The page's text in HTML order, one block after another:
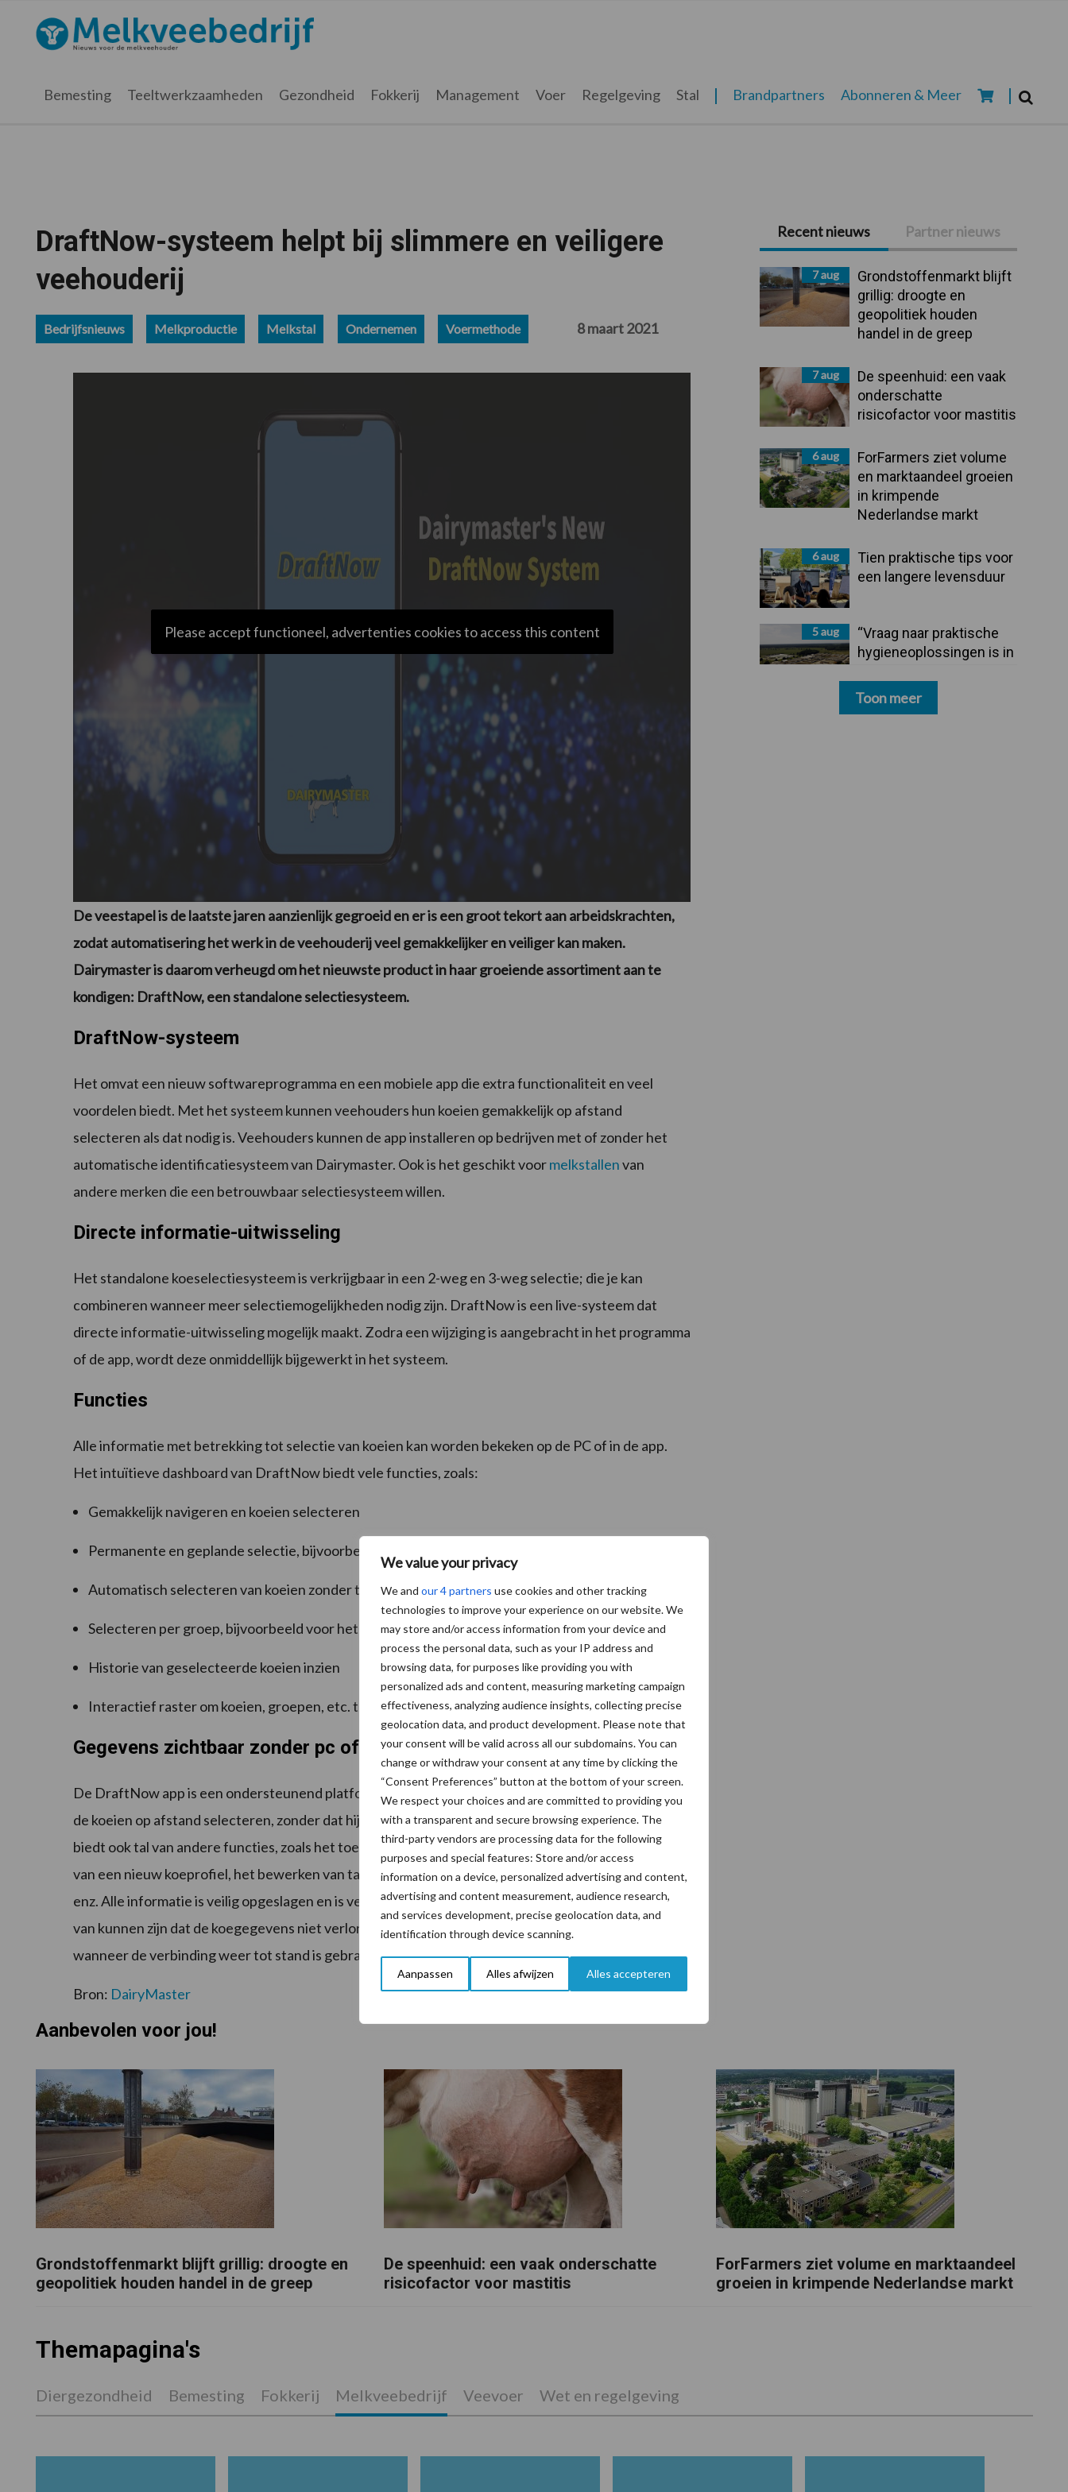
We value your privacy
We and our 4 partners use cookies and other tracking
technologies to improve your experience on our website. We
may store and/or access information from your device and
process the personal data, such as your IP address and
browsing data, for purposes like providing you with
personalized ads and content, measuring marketing campaign
effectiveness, analyzing audience insights, collecting precise
geolocation data, and product development. Please note that
your consent will be valid across all our subdomains. You can
change or withdraw your consent at any time by clicking the
“Consent Preferences” button at the bottom of your screen.
We respect your choices and are committed to providing you
with a transparent and secure browsing experience. The
third-party vendors are processing data for the following
purposes and special features: Store and/or access
information on a device, personalized advertising and content,
advertising and content measurement, audience research,
and services development, precise geolocation data, and
identification through device scanning.
Aanpassen Alles afwijzen Alles accepteren
hoofdnavigatie
hoofd
eerste
voettekst
Melkveebedrijf.nl
Bemesting Teeltwerkzaamheden Gezondheid Fokkerij Management Voer Regelgeving Stal Brandpartners Abonneren & Meer
DraftNow-systeem helpt bij slimmere en veiligere
veehouderij
Bedrijfsnieuws Melkproductie Melkstal Ondernemen Voermethode 8 maart 2021
Please accept functioneel, advertenties cookies to access this content
De veestapel is de laatste jaren aanzienlijk gegroeid en er is een groot tekort aan arbeidskrachten,
zodat automatisering het werk in de veehouderij veel gemakkelijker en veiliger kan maken.
Dairymaster is daarom verheugd om het nieuwste product in haar groeiende assortiment aan te
kondigen: DraftNow, een standalone selectiesysteem.
DraftNow-systeem
Het omvat een nieuw softwareprogramma en een mobiele app die extra functionaliteit en veel
voordelen biedt. Met het systeem kunnen veehouders hun koeien gemakkelijk op afstand
selecteren als dat nodig is. Veehouders kunnen de app installeren op bedrijven met of zonder het
automatische identificatiesysteem van Dairymaster. Ook is het geschikt voormelkstallenvan
andere merken die een betrouwbaar selectiesysteem willen.
Directe informatie-uitwisseling
Het standalone koeselectiesysteem is verkrijgbaar in een 2-weg en 3-weg selectie; die je kan
combineren wanneer meer selectiemogelijkheden nodig zijn. DraftNow is een live-systeem dat
directe informatie-uitwisseling mogelijk maakt. Zodra een wijziging is aangebracht in het programma
of de app, wordt deze onmiddellijk bijgewerkt in het systeem.
Functies
Alle informatie met betrekking tot selectie van koeien kan worden bekeken op de PC of in de app.
Het intuïtieve dashboard van DraftNow biedt vele functies, zoals:
Gemakkelijk navigeren en koeien selecteren
Permanente en geplande selectie, bijvoorbeeld voor kreupele koeien, inseminatie, enz.
Automatisch selecteren van koeien zonder tags of onbekende tags
Selecteren per groep, bijvoorbeeld voor het droogzetten
Historie van geselecteerde koeien inzien
Interactief raster om koeien, groepen, etc. te ordenen en te filteren.
Gegevens zichtbaar zonder pc of melkstal
De DraftNow app is een ondersteunend platform voor het programma. Hiermee kan de gebruiker
de koeien op afstand selecteren, zonder dat hij achter de pc of in demelkstalhoeft te zijn. De app
biedt ook tal van andere functies, zoals het toevoegen of bewerken van koegegevens, het aanmaken
van een nieuw koeprofiel, het bewerken van tagnummers, het toewijzen van koeien aan groepen,
enz. Alle informatie is veilig opgeslagen en is verbonden met de Cloud, zodat veehouders er zeker
van kunnen zijn dat de koegegevens niet verloren gaan. De gegevens synchroniseren automatisch,
wanneer de verbinding weer tot stand is gebracht.
Bron: DairyMaster
Primaire
Sidebar
Recent nieuws Partner nieuws
7 aug
Grondstoffenmarkt blijft
grillig: droogte en
geopolitiek houden
handel in de greep
7 aug
De speenhuid: een vaak
onderschatte
risicofactor voor mastitis
6 aug
ForFarmers ziet volume
en marktaandeel groeien
in krimpende
Nederlandse markt
6 aug
Tien praktische tips voor
een langere levensduur
5 aug
“Vraag naar praktische
hygieneoplossingen is in
Toon meer
Aanbevolen voor jou!
Grondstoffenmarkt blijft grillig: droogte en
geopolitiek houden handel in de greep
De speenhuid: een vaak onderschatte
risicofactor voor mastitis
ForFarmers ziet volume en marktaandeel
groeien in krimpende Nederlandse markt
Themapagina's
Diergezondheid Bemesting Fokkerij Melkveebedrijf Veevoer Wet en regelgeving